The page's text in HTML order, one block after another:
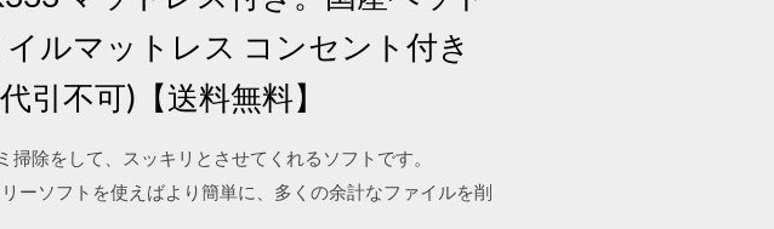
ルマットレス コンセント付き
引不可)【送料無料】
除をして、スッキリとさせてくれるソフトです。
ーソフトを使えばより簡単に、多くの余計なファイルを削